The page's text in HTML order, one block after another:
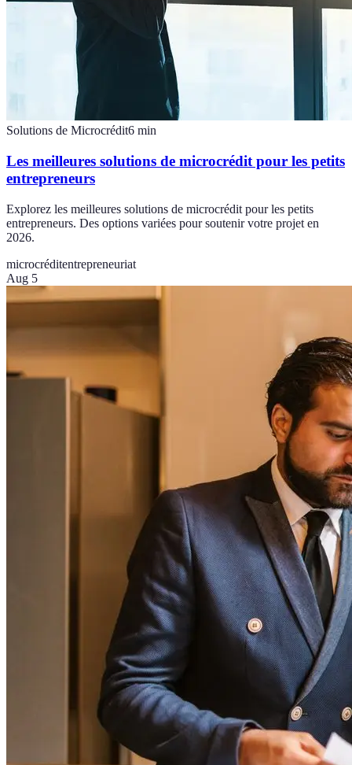
Solutions de Microcrédit6 min
Les meilleures solutions de microcrédit pour les petits
entrepreneurs
Explorez les meilleures solutions de microcrédit pour les petits
entrepreneurs. Des options variées pour soutenir votre projet en
2026.
microcréditentrepreneuriat
Aug 5